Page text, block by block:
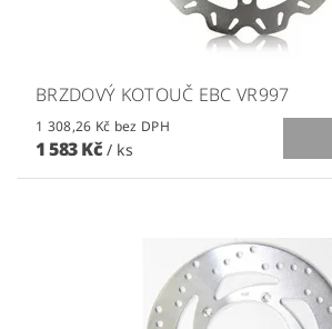
BRZDOVÝ KOTOUČ EBC VR997
1 308,26 Kč bez DPH
1 583 Kč / ks